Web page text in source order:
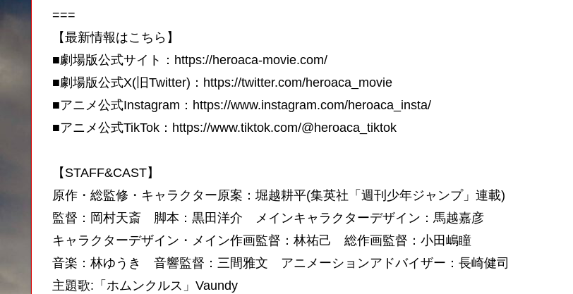
===
【最新情報はこちら】
■劇場版公式サイト：https://heroaca-movie.com/
■劇場版公式X(旧Twitter)：https://twitter.com/heroaca_movie
■アニメ公式Instagram：https://www.instagram.com/heroaca_insta/
■アニメ公式TikTok：https://www.tiktok.com/@heroaca_tiktok
【STAFF&CAST】
原作・総監修・キャラクター原案：堀越耕平(集英社「週刊少年ジャンプ」連載)
監督：岡村天斎 脚本：黒田洋介 メインキャラクターデザイン：馬越嘉彦
キャラクターデザイン・メイン作画監督：林祐己 総作画監督：小田嶋瞳
音楽：林ゆうき 音響監督：三間雅文 アニメーションアドバイザー：長崎健司
主題歌:「ホムンクルス」Vaundy